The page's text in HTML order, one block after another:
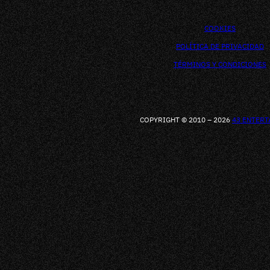
COOKIES
POLÍTICA DE PRIVACIDAD
TÉRMINOS Y CONDICIONES
COPYRIGHT © 2010 – 202643